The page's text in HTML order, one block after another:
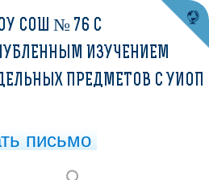
СОШ № 76 С
ИЗУЧЕНИЕМ
ПРЕДМЕТОВ С УИОП
письмо